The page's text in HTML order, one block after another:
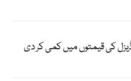
کی قیمتوں میں کمی کر دی